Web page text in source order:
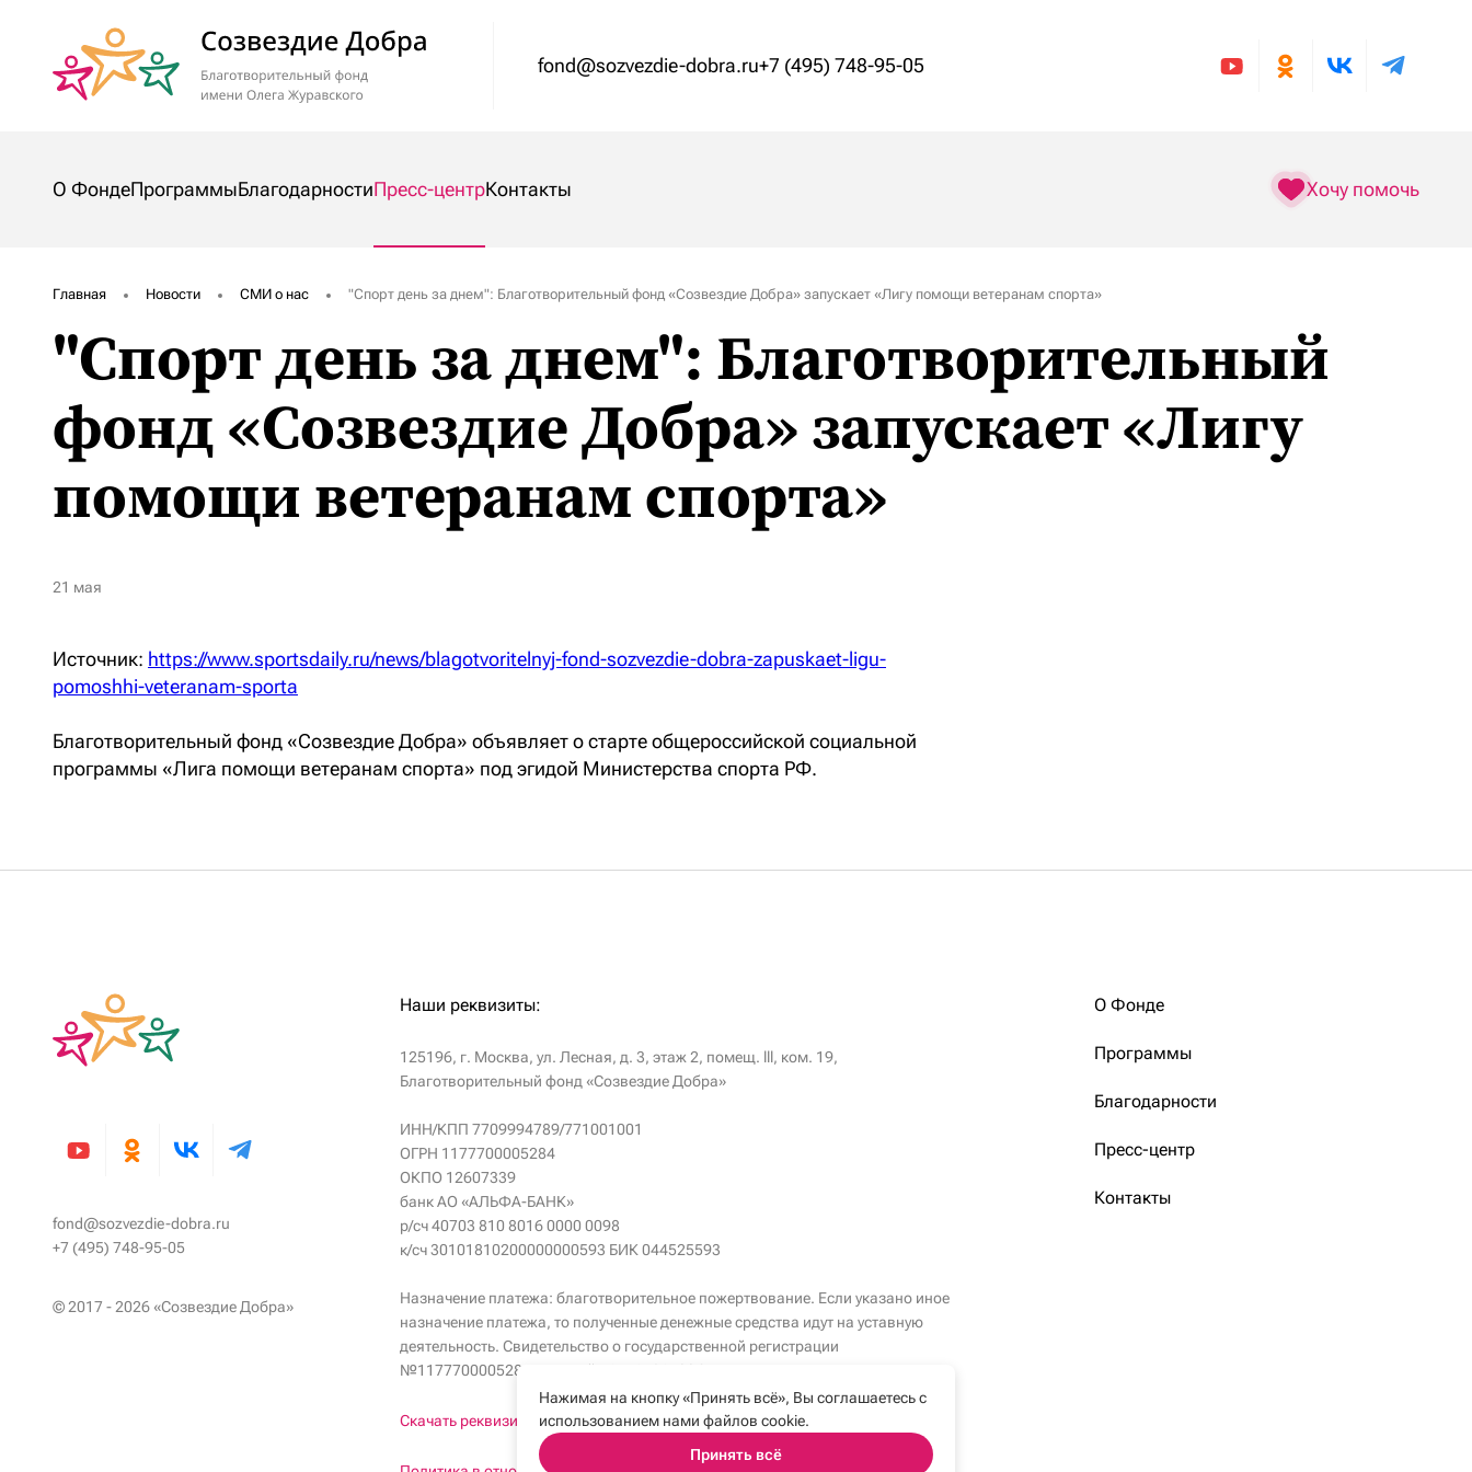
fond@sozvezdie-dobra.ru+7 (495) 748-95-05
О ФондеПрограммы Благодарности
О ФондеПрограммыБлагодарностиПресс-центрКонтакты Хочу помочь
Главная Новости СМИ о нас "Спорт день за днем": Благотворительный фонд «Созвездие Добра» запускает «Лигу помощи ветеранам спорта»
"Спорт день за днем": Благотворительный
фонд «Созвездие Добра» запускает «Лигу
помощи ветеранам спорта»
21 мая
Источник: https://www.sportsdaily.ru/news/blagotvoritelnyj-fond-sozvezdie-dobra-zapuskaet-ligu-
pomoshhi-veteranam-sporta
Благотворительный фонд «Созвездие Добра» объявляет о старте общероссийской социальной
программы «Лига помощи ветеранам спорта» под эгидой Министерства спорта РФ.
О Фонде
Программы
Благодарности
Пресс-центр
Контакты
Наши реквизиты:
125196, г. Москва, ул. Лесная, д. 3, этаж 2, помещ. lll, ком. 19,
Благотворительный фонд «Созвездие Добра»
ИНН/КПП 7709994789/771001001
ОГРН 1177700005284
ОКПО 12607339
банк АО «АЛЬФА-БАНК»
р/сч 40703 810 8016 0000 0098
к/сч 30101810200000000593 БИК 044525593
Назначение платежа: благотворительное пожертвование. Если указано иное
назначение платежа, то полученные денежные средства идут на уставную
деятельность. Свидетельство о государственной регистрации
№1177700005284, учётный №7714015996.
Скачать реквизиты
fond@sozvezdie-dobra.ru
+7 (495) 748-95-05
© 2017 - 2026 «Созвездие Добра»
Нажимая на кнопку «Принять всё», Вы соглашаетесь с
использованием нами файлов cookie.
Принять всё